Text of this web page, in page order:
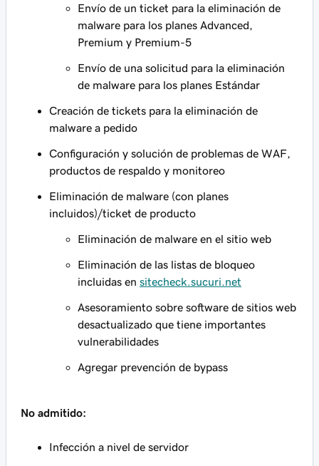
Envío de un ticket para la eliminación de
malware para los planes Advanced,
Premium y Premium-5
Envío de una solicitud para la eliminación
de malware para los planes Estándar
Creación de tickets para la eliminación de
malware a pedido
Configuración y solución de problemas de WAF,
productos de respaldo y monitoreo
Eliminación de malware (con planes
incluidos)/ticket de producto
Eliminación de malware en el sitio web
Eliminación de las listas de bloqueo
incluidas en sitecheck.sucuri.net
Asesoramiento sobre software de sitios web
desactualizado que tiene importantes
vulnerabilidades
Agregar prevención de bypass
No admitido:
Infección a nivel de servidor